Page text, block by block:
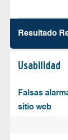
Resultado
Usabilidad
Falsas
sitio web